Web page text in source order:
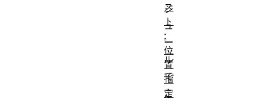
ジ
ュ
ー
ル
で
こ
ス
ト
:
位
置
指
定